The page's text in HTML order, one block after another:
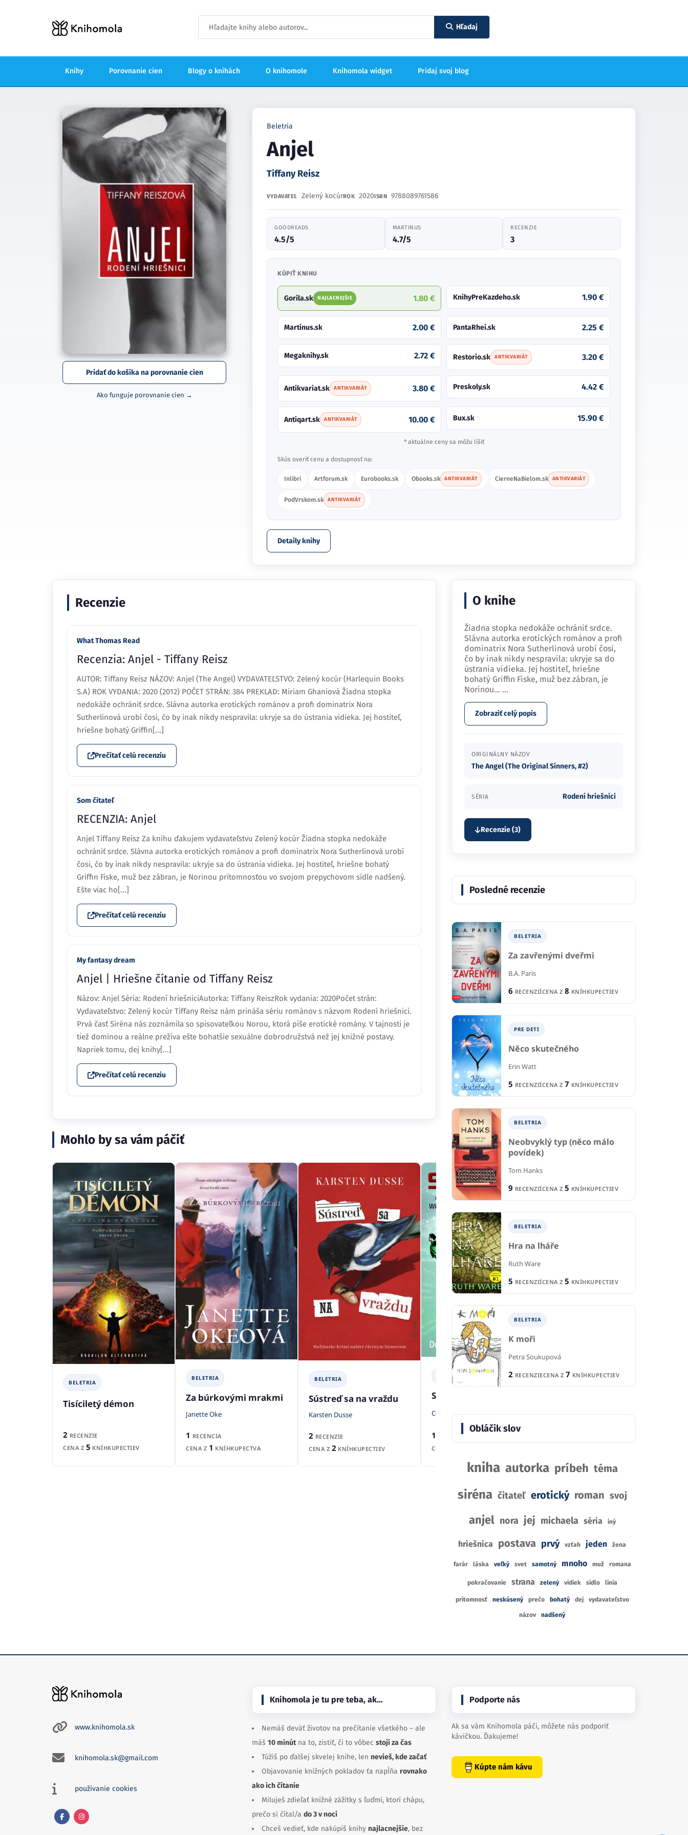
Hľadaj
Knihy Porovnanie cien Blogy o knihách O knihomole Knihomola widget Pridaj svoj blog
Pridať do košíka na porovnanie cien
Ako funguje porovnanie cien →
Beletria
Anjel
Tiffany Reisz
VYDAVATEĽ Zelený kocúrROK 2020ISBN 9788089761586
GOODREADS
4.5/5
MARTINUS
4.7/5
RECENZIE
3
KÚPIŤ KNIHU
Gorila.sk NAJLACNEJŠIE 1.80 € KnihyPreKazdeho.sk 1.90 €
Martinus.sk 2.00 € PantaRhei.sk 2.25 €
Megaknihy.sk 2.72 € Restorio.sk ANTIKVARIÁT 3.20 €
Antikvariat.sk ANTIKVARIÁT 3.80 € Preskoly.sk 4.42 €
Antiqart.sk ANTIKVARIÁT 10.00 € Bux.sk 15.90 €
* aktuálne ceny sa môžu líšiť
Skús overiť cenu a dostupnosť na:
Inlibri Artforum.sk Eurobooks.sk Obooks.sk ANTIKVARIÁT CierneNaBielom.sk ANTIKVARIÁT
PodVrskom.sk ANTIKVARIÁT
Detaily knihy
Recenzie
What Thomas Read
Recenzia: Anjel - Tiffany Reisz
AUTOR: Tiffany Reisz NÁZOV: Anjel (The Angel) VYDAVATEĽSTVO: Zelený kocúr (Harlequin Books
S.A) ROK VYDANIA: 2020 (2012) POČET STRÁN: 384 PREKLAD: Miriam Ghaniová Žiadna stopka
nedokáže ochrániť srdce. Slávna autorka erotických románov a profi dominatrix Nora
Sutherlinová urobí čosi, čo by inak nikdy nespravila: ukryje sa do ústrania vidieka. Jej hostiteľ,
hriešne bohatý Griffin[...]
Prečítať celú recenziu
Som čitateľ
RECENZIA: Anjel
Anjel Tiffany Reisz Za knihu ďakujem vydavateľstvu Zelený kocúr Žiadna stopka nedokáže
ochrániť srdce. Slávna autorka erotických románov a profi dominatrix Nora Sutherlinová urobí
čosi, čo by inak nikdy nespravila: ukryje sa do ústrania vidieka. Jej hostiteľ, hriešne bohatý
Griffin Fiske, muž bez zábran, je Norinou prítomnosťou vo svojom prepychovom sídle nadšený.
Ešte viac ho[...]
Prečítať celú recenziu
My fantasy dream
Anjel | Hriešne čítanie od Tiffany Reisz
Názov: Anjel Séria: Rodení hriešniciAutorka: Tiffany ReiszRok vydania: 2020Počet strán:
Vydavateľstvo: Zelený kocúr Tiffany Reisz nám prináša sériu románov s názvom Rodení hriešnici.
Prvá časť Siréna nás zoznámila so spisovateľkou Norou, ktorá píše erotické romány. V tajnosti je
tiež dominou a reálne prežíva ešte bohatšie sexuálne dobrodružstvá než jej knižné postavy.
Napriek tomu, dej knihy[...]
Prečítať celú recenziu
Mohlo by sa vám páčiť
BELETRIA
Tisíciletý démon
2 RECENZIE
CENA Z 5 KNÍHKUPECTIEV
BELETRIA
Za búrkovými mrakmi
Janette Oke
1 RECENCIA
CENA Z 1 KNÍHKUPECTVA
BELETRIA
Sústreď sa na vraždu
Karsten Dusse
2 RECENZIE
CENA Z 2 KNÍHKUPECTIEV
BELETRIA
Slyším tě všude
Connie Willis
1
RECENCIA
CENA Z
BELETRIA
O knihe
Žiadna stopka nedokáže ochrániť srdce.
Slávna autorka erotických románov a profi
dominatrix Nora Sutherlinová urobí čosi,
čo by inak nikdy nespravila: ukryje sa do
ústrania vidieka. Jej hostiteľ, hriešne
bohatý Griffin Fiske, muž bez zábran, je
Norinou… ...
Zobraziť celý popis
ORIGINÁLNY NÁZOV
The Angel (The Original Sinners, #2)
SÉRIA Rodení hriešnici
Recenzie (3)
Posledné recenzie
BELETRIA
Za zavřenými dveřmi
B.A. Paris
6 RECENZIÍCENA Z 8 KNÍHKUPECTIEV
PRE DETI
Něco skutečného
Erin Watt
5 RECENZIÍCENA Z 7 KNÍHKUPECTIEV
BELETRIA
Neobvyklý typ (něco málo
povídek)
Tom Hanks
9 RECENZIÍCENA Z 5 KNÍHKUPECTIEV
BELETRIA
Hra na lháře
Ruth Ware
5 RECENZIÍCENA Z 5 KNÍHKUPECTIEV
BELETRIA
K moři
Petra Soukupová
2 RECENZIECENA Z 7 KNÍHKUPECTIEV
Obláčik slov
kniha autorka príbeh téma
siréna čitateľ erotický roman svoj
anjel nora jej michaela séria iný
hriešnica postava prvý vzťah jeden žena
farár láska veľký svet samotný mnoho muž romana
pokračovanie strana zelený vidiek sídlo línia
prítomnosť neskúsený prečo bohatý dej vydavateľstvo
názov nadšený
www.knihomola.sk
knihomola.sk@gmail.com
používanie cookies
Knihomola je tu pre teba, ak…
Nemáš deväť životov na prečítanie všetkého – ale
máš 10 minútna to, zistiť, či to vôbec stojí za čas
Túžiš po ďalšej skvelej knihe, len nevieš, kde začať
Objavovanie knižných pokladov ťa napĺňa rovnako
ako ich čítanie
Miluješ zdieľať knižné zážitky s ľuďmi, ktorí chápu,
prečo si čítal/a do 3 v noci
Chceš vedieť, kde nakúpiš knihy najlacnejšie, bez
Podporte nás
Ak sa vám Knihomola páči, môžete nás podporiť
kávičkou. Ďakujeme!
Kúpte nám kávu